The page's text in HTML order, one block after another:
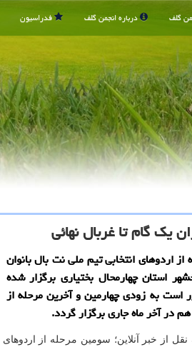
گلف درباره انجمن گلف فدراسیون
یک گام تا غربال نهائی
اردوهای انتخابی تیم ملی نت بال بانوان
استان چهارمحال بختیاری برگزار شده
است به زودی چهارمین و آخرین مرحله از
در آخر ماه جاری برگزار گردد.
از خبر آنلاین؛ سومین مرحله از اردوهای